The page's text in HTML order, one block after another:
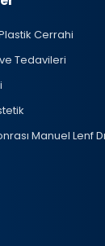
Cerrahi
Tedavileri
Manuel Lenf